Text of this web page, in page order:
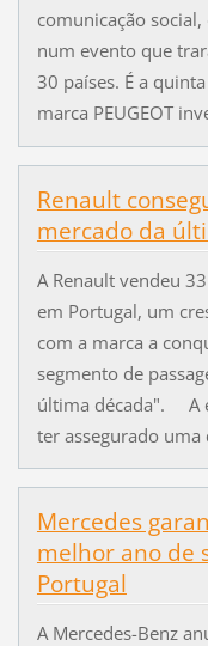
comunicação
num evento que
30 países. É a
marca PEUGEOT
Renault
mercado da
A Renault vendeu
em Portugal, um
com a marca a
segmento de
última década". A
ter assegurado uma
Mercedes
melhor ano de
Portugal
A Mercedes-Benz